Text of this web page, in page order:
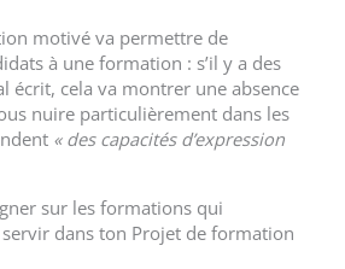
motivé va permettre de
à une formation : s’il y a des
écrit, cela va montrer une absence
nuire particulièrement dans les
« des capacités d’expression
sur les formations qui
servir dans ton Projet de formation